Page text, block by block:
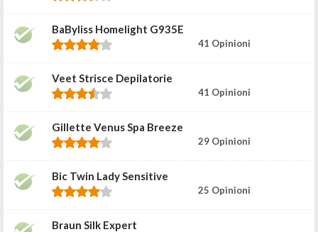
BaByliss Homelight G935E
41 Opinioni
Veet Strisce Depilatorie
41 Opinioni
Gillette Venus Spa Breeze
29 Opinioni
Bic Twin Lady Sensitive
25 Opinioni
Braun Silk Expert